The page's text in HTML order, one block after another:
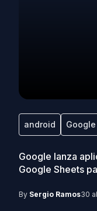
android
Google lanza
Google Sheets
By Sergio Ramos30